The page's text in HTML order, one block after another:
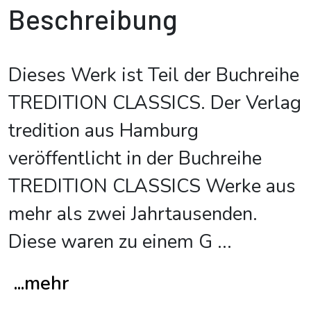
Beschreibung
Dieses Werk ist Teil der Buchreihe
TREDITION CLASSICS. Der Verlag
tredition aus Hamburg
veröffentlicht in der Buchreihe
TREDITION CLASSICS Werke aus
mehr als zwei Jahrtausenden.
Diese waren zu einem G ...
...mehr